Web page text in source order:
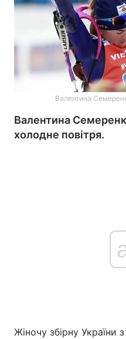
Валентина
Валентина
холодне повітря.
Жіночу збірну України